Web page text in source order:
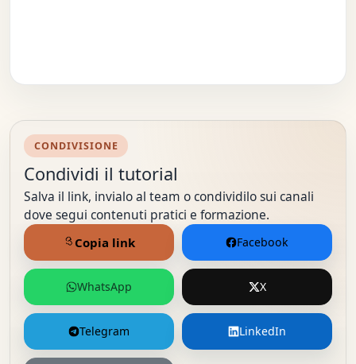
CONDIVISIONE
Condividi il tutorial
Salva il link, invialo al team o condividilo sui canali
dove segui contenuti pratici e formazione.
Facebook
WhatsApp X
Telegram LinkedIn
Copia link